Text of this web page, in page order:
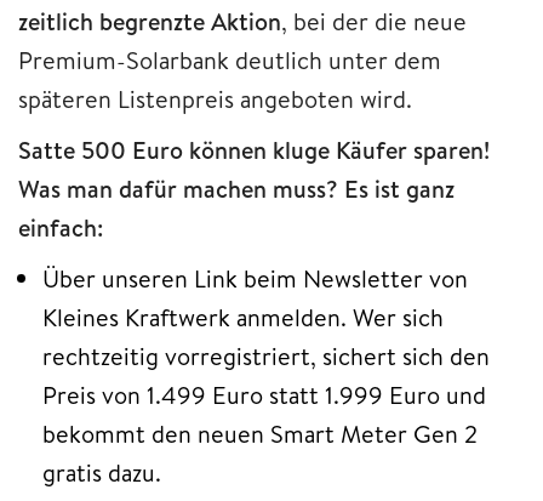
zeitlich begrenzte Aktion, bei der die neue
Premium-Solarbank deutlich unter dem
späteren Listenpreis angeboten wird.
Satte 500 Euro können kluge Käufer sparen!
Was man dafür machen muss? Es ist ganz
einfach:
Über unseren Link beim Newsletter von
Kleines Kraftwerk anmelden. Wer sich
rechtzeitig vorregistriert, sichert sich den
Preis von 1.499 Euro statt 1.999 Euro und
bekommt den neuen Smart Meter Gen 2
gratis dazu.